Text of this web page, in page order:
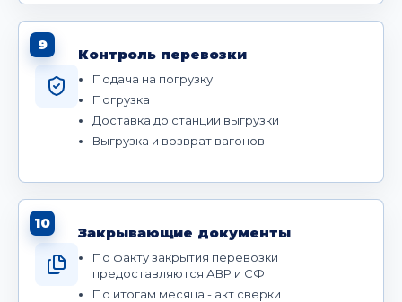
9
Контроль перевозки
Подача на погрузку
Погрузка
Доставка до станции выгрузки
Выгрузка и возврат вагонов
10
Закрывающие документы
По факту закрытия перевозки
предоставляются АВР и СФ
По итогам месяца - акт сверки